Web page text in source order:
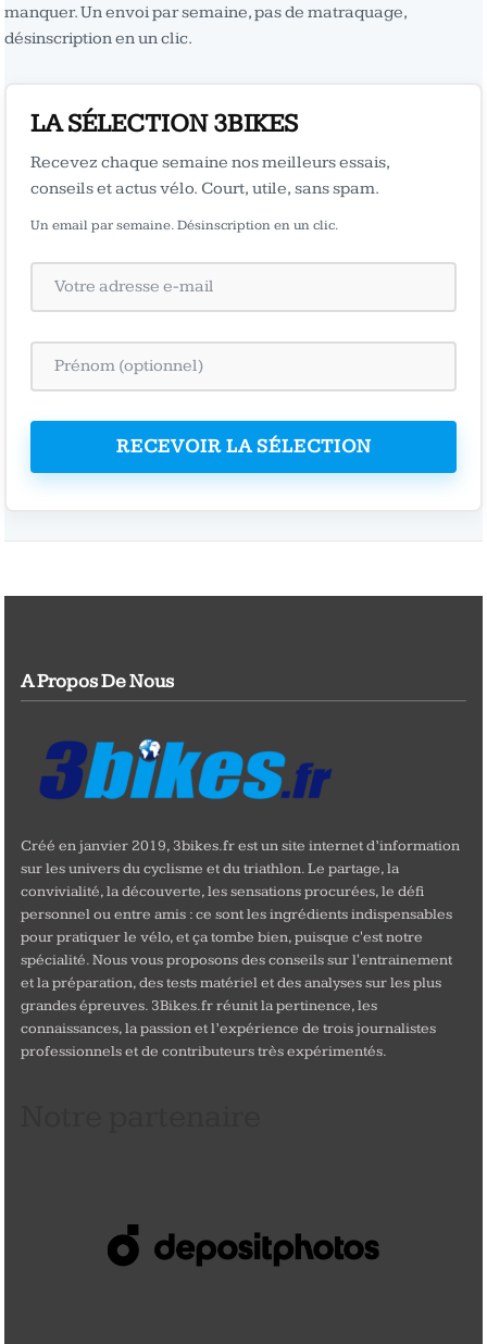
manquer. Un envoi par semaine, pas de matraquage,
désinscription en un clic.
LA SÉLECTION 3BIKES
Recevez chaque semaine nos meilleurs essais,
conseils et actus vélo. Court, utile, sans spam.
Un email par semaine. Désinscription en un clic.
RECEVOIR LA SÉLECTION
A Propos De Nous
Créé en janvier 2019, 3bikes.fr est un site internet d’information
sur les univers du cyclisme et du triathlon. Le partage, la
convivialité, la découverte, les sensations procurées, le défi
personnel ou entre amis : ce sont les ingrédients indispensables
pour pratiquer le vélo, et ça tombe bien, puisque c'est notre
spécialité. Nous vous proposons des conseils sur l'entrainement
et la préparation, des tests matériel et des analyses sur les plus
grandes épreuves. 3Bikes.fr réunit la pertinence, les
connaissances, la passion et l’expérience de trois journalistes
professionnels et de contributeurs très expérimentés.